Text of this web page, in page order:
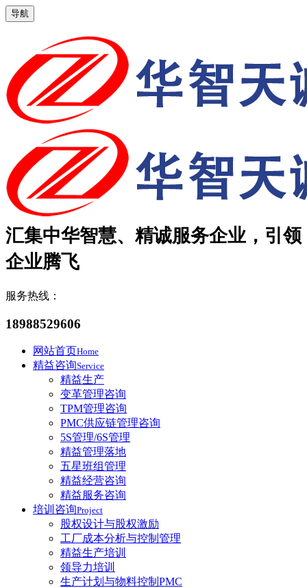
导航
汇集中华智慧、精诚服务企业，引领
企业腾飞
服务热线：
18988529606
网站首页Home
精益咨询Service
精益生产
变革管理咨询
TPM管理咨询
PMC供应链管理咨询
5S管理/6S管理
精益管理落地
五星班组管理
精益经营咨询
精益服务咨询
培训咨询Project
股权设计与股权激励
工厂成本分析与控制管理
精益生产培训
领导力培训
生产计划与物料控制PMC